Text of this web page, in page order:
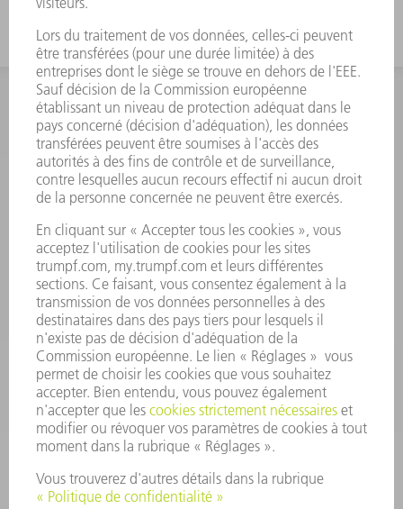
INFORMATION
Foire aux questions
Termes et conditions
CONTACT
01 48 17 37 73
Lun - Jeu 08:00h - 16:30h
Ven 08:00h - 12:30h
outillages@fr.TRUMPF.com
CONTACT
Pièces Détachées
01 48 17 37 57
Lun – Ven 8:30h - 17:30h
pieces.detachees@trumpf.com